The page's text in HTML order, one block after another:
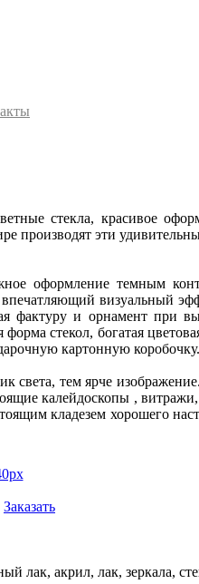
стекла, красивое
производят эти
оформление темным
визуальный
фактуру и орнамент при
стекол, богатая
картонную коробочку.
света, тем ярче
калейдоскопы ,
кладезем хорошего
Заказать
лак, акрил, лак, зеркала,